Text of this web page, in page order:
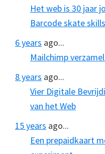
Het web is 30 jaar
Barcode skate skills
6 years ago...
Mailchimp
8 years ago...
Vier Digitale
van het Web
15 years ago...
Een prepaidkaart